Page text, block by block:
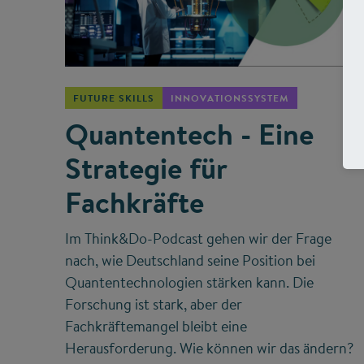
FUTURE SKILLS INNOVATIONSSYSTEM
Quantentech - Eine
Strategie für
Fachkräfte
Im Think&Do-Podcast gehen wir der Frage
nach, wie Deutschland seine Position bei
Quantentechnologien stärken kann. Die
Forschung ist stark, aber der
Fachkräftemangel bleibt eine
Herausforderung. Wie können wir das ändern?